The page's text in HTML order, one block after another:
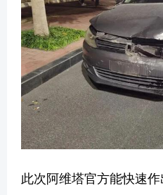
此次阿维塔官方能快速